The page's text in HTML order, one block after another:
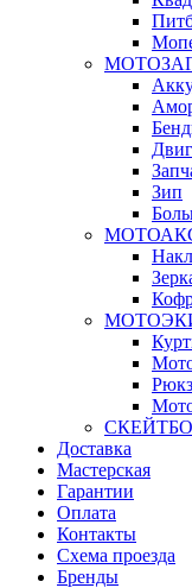
Зип
Доставка
Мастерская
Гарантии
Оплата
Контакты
Схема проезда
Бренды